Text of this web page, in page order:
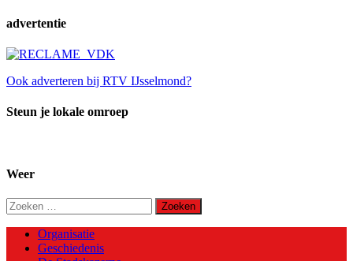
advertentie
Ook adverteren bij RTV IJsselmond?
Steun je lokale omroep
Weer
Zoeken
naar:
Organisatie
Geschiedenis